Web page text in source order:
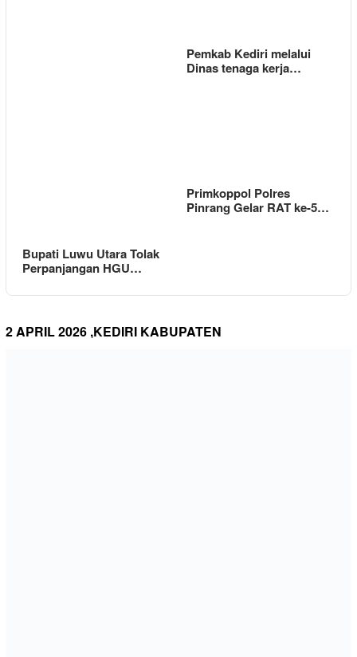
Pemkab Kediri melalui
Dinas tenaga kerja…
Bupati Luwu Utara Tolak
Perpanjangan HGU…
Primkoppol Polres
Pinrang Gelar RAT ke-5…
2 APRIL 2026 ,KEDIRI KABUPATEN